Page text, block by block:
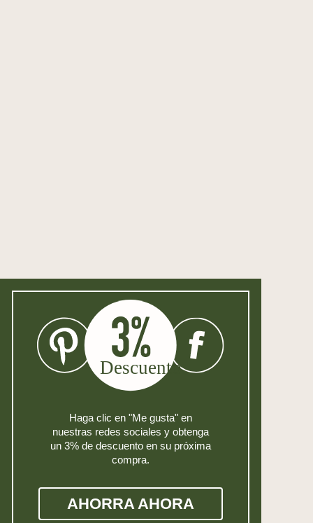
Haga clic en "Me gusta" en
nuestras redes sociales y obtenga
un 3% de descuento en su próxima
compra.
AHORRA AHORA